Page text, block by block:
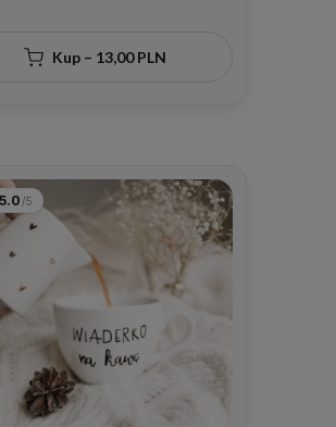
Kup – 13,00 PLN
5.0